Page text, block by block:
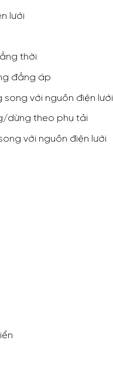
lưới
thời
đẳng áp
song với nguồn điện lưới
dừng theo phụ tải
với nguồn điện lưới